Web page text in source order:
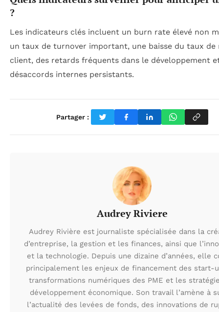
?
Les indicateurs clés incluent un burn rate élevé non
un taux de turnover important, une baisse du taux
client, des retards fréquents dans le développement
désaccords internes persistants.
Partager :
Audrey Riviere
Audrey Rivière est journaliste spécialisée dans la
d’entreprise, la gestion et les finances, ainsi que
et la technologie. Depuis une dizaine d’années, elle
principalement les enjeux de financement des start-
transformations numériques des PME et les
développement économique. Son travail l’amène à
l’actualité des levées de fonds, des innovations de